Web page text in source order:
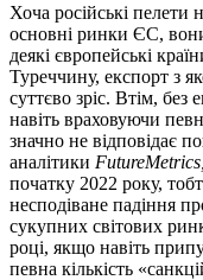
Хоча російські пелети
основні ринки ЄС,
деякі європейські
Туреччину, експорт з
суттєво зріс. Втім, без
навіть враховуючи
значно не відповідає
аналітики FutureMetrics,
початку 2022 року,
несподіване падіння
сукупних світових
році, якщо навіть
певна кількість